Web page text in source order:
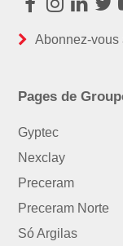
Facebook
Abonnez-vous
Pages de
Gyptec
Nexclay
Preceram
Preceram Norte
Só Argilas